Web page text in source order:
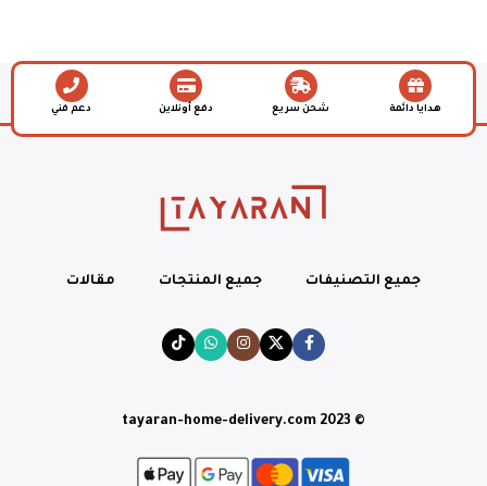
هدايا دائمة شحن سريع دفع أونلاين دعم فني
جميع التصنيفات جميع المنتجات مقالات
© tayaran-home-delivery.com 2023